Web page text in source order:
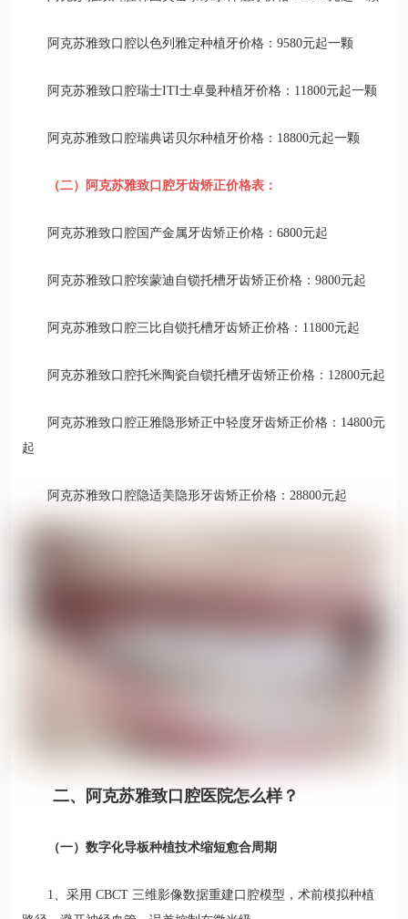
阿克苏雅致口腔以色列雅定种植牙价格：9580元起一颗
阿克苏雅致口腔瑞士ITI士卓曼种植牙价格：11800元起一颗
阿克苏雅致口腔瑞典诺贝尔种植牙价格：18800元起一颗
（二）阿克苏雅致口腔牙齿矫正价格表：
阿克苏雅致口腔国产金属牙齿矫正价格：6800元起
阿克苏雅致口腔埃蒙迪自锁托槽牙齿矫正价格：9800元起
阿克苏雅致口腔三比自锁托槽牙齿矫正价格：11800元起
阿克苏雅致口腔托米陶瓷自锁托槽牙齿矫正价格：12800元起
阿克苏雅致口腔正雅隐形矫正中轻度牙齿矫正价格：14800元
起
阿克苏雅致口腔隐适美隐形牙齿矫正价格：28800元起
二、阿克苏雅致口腔医院怎么样？
（一）数字化导板种植技术缩短愈合周期
1、采用 CBCT 三维影像数据重建口腔模型，术前模拟种植